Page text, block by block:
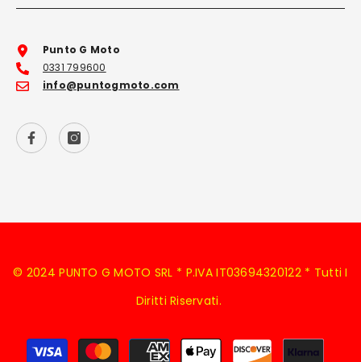
Punto G Moto
0331 799600
info@puntogmoto.com
© 2024 PUNTO G MOTO SRL * P.IVA IT03694320122 * Tutti I
Diritti Riservati.
Metodi